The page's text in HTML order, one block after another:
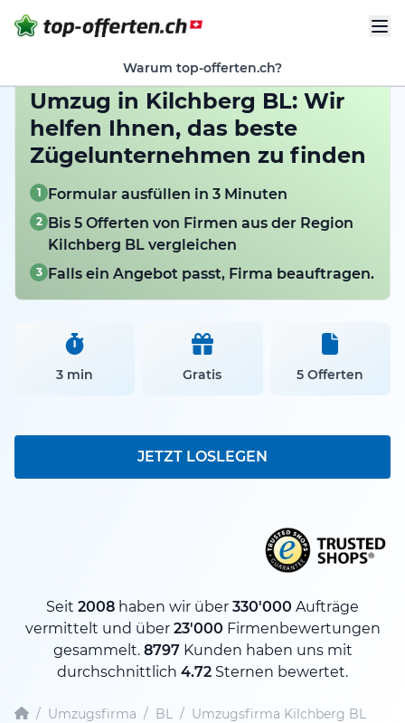
Warum top-offerten.ch?
Umzug in Kilchberg BL: Wir
helfen Ihnen, das beste
Zügelunternehmen zu finden
1 Formular ausfüllen in 3 Minuten
2 Bis 5 Offerten von Firmen aus der Region
Kilchberg BL vergleichen
3 Falls ein Angebot passt, Firma beauftragen.
3 min Gratis 5 Offerten
JETZT LOSLEGEN
Seit 2008 haben wir über 330'000 Aufträge
vermittelt und über 23'000 Firmenbewertungen
gesammelt. 8797Kunden haben uns mit
durchschnittlich 4.72 Sternen bewertet.
/ Umzugsfirma / BL / Umzugsfirma Kilchberg BL